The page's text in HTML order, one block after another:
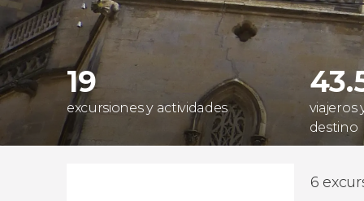
19
excursiones y actividades
viajeros
destino
6